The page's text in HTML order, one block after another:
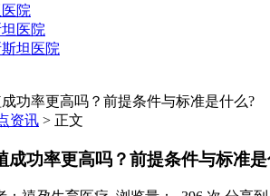
院
医院
坦医院
资讯 > 正文
成功率更高吗？前提条件与标准